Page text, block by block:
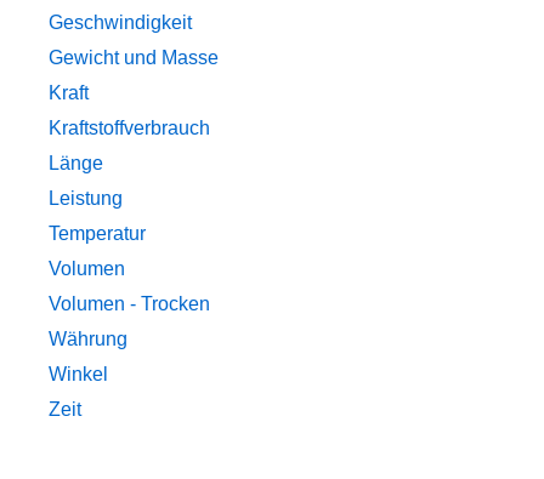
Geschwindigkeit
Gewicht und Masse
Kraft
Kraftstoffverbrauch
Länge
Leistung
Temperatur
Volumen
Volumen - Trocken
Währung
Winkel
Zeit